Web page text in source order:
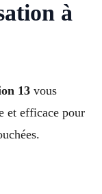
à
13 vous
et efficace pour